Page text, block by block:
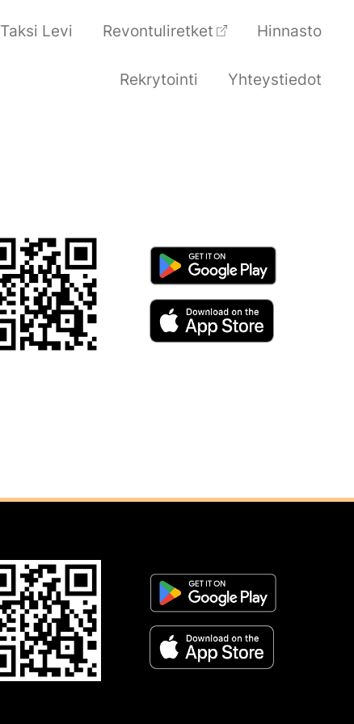
Taksi Levi Revontuliretket Hinnasto
Rekrytointi Yhteystiedot